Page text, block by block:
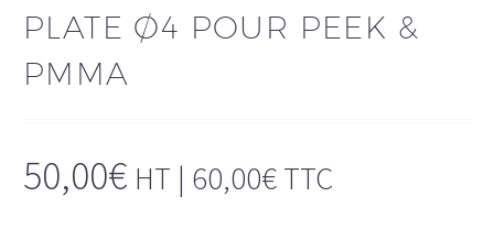
PLATE Ø4 POUR PEEK &
PMMA
50,00€ HT | 60,00€TTC